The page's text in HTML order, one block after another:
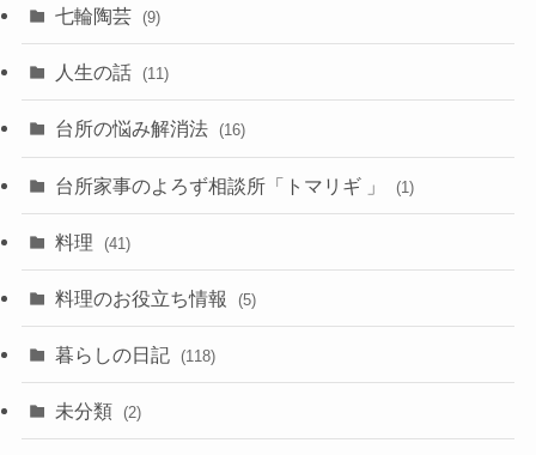
七輪陶芸 (9)
人生の話 (11)
台所の悩み解消法 (16)
台所家事のよろず相談所「トマリギ 」 (1)
料理 (41)
料理のお役立ち情報 (5)
暮らしの日記 (118)
未分類 (2)